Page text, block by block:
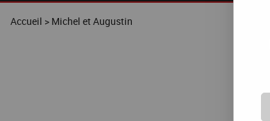
Accueil > Michel et Augustin